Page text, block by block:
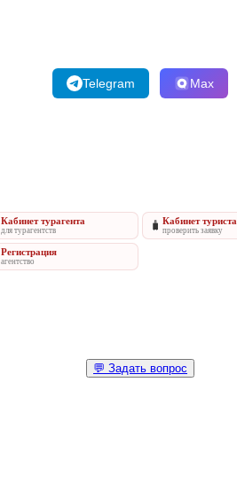
Telegram Max
Кабинет турагента
для турагентств 🧳 Кабинет туриста
проверить заявку
Регистрация
агентство
💬 Задать вопрос